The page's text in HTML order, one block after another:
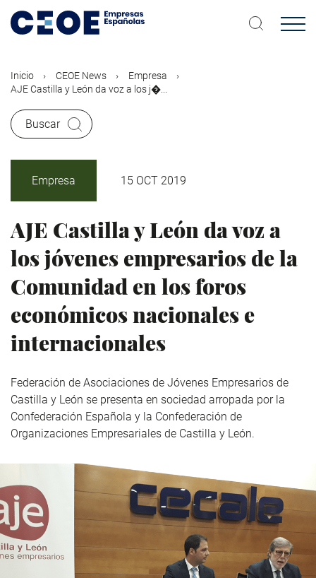
contenido
Inicio CEOE News
Empresa
AJE Castilla y León da voz a los j�...
Buscar
Empresa 15 OCT 2019
AJE Castilla y León da voz a
los jóvenes empresarios de la
Comunidad en los foros
económicos nacionales e
internacionales
Federación de Asociaciones de Jóvenes Empresarios de
Castilla y León se presenta en sociedad arropada por la
Confederación Española y la Confederación de
Organizaciones Empresariales de Castilla y León.